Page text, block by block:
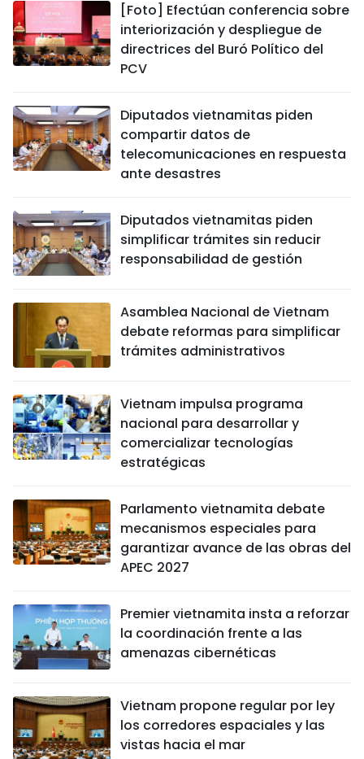
[Foto] Efectúan conferencia sobre
interiorización y despliegue de
directrices del Buró Político del
PCV
Diputados vietnamitas piden
compartir datos de
telecomunicaciones en respuesta
ante desastres
Diputados vietnamitas piden
simplificar trámites sin reducir
responsabilidad de gestión
Asamblea Nacional de Vietnam
debate reformas para simplificar
trámites administrativos
Vietnam impulsa programa
nacional para desarrollar y
comercializar tecnologías
estratégicas
Parlamento vietnamita debate
mecanismos especiales para
garantizar avance de las obras del
APEC 2027
Premier vietnamita insta a reforzar
la coordinación frente a las
amenazas cibernéticas
Vietnam propone regular por ley
los corredores espaciales y las
vistas hacia el mar